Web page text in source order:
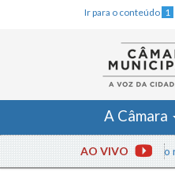
Ir para o conteúdo 1
A Câmara
AO VIVO